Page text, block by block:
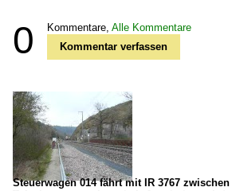
0 Kommentare, Alle Kommentare
Kommentar verfassen
Steuerwagen 014 fährt mit IR 3767